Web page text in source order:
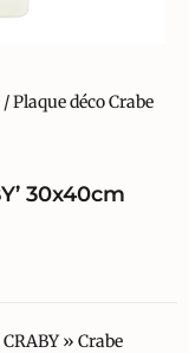
/ Plaque déco Crabe
30x40cm
» Crabe